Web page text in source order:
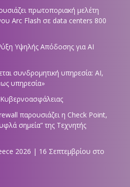
πρωτοποριακή μελέτη
Arc Flash σε data centers 800
Υψηλής Απόδοσης για AI
συνδρομητική υπηρεσία: AI,
υπηρεσία»
παρουσιάζει η Check Point,
σημεία” της Τεχνητής
2026 | 16 Σεπτεμβρίου στο